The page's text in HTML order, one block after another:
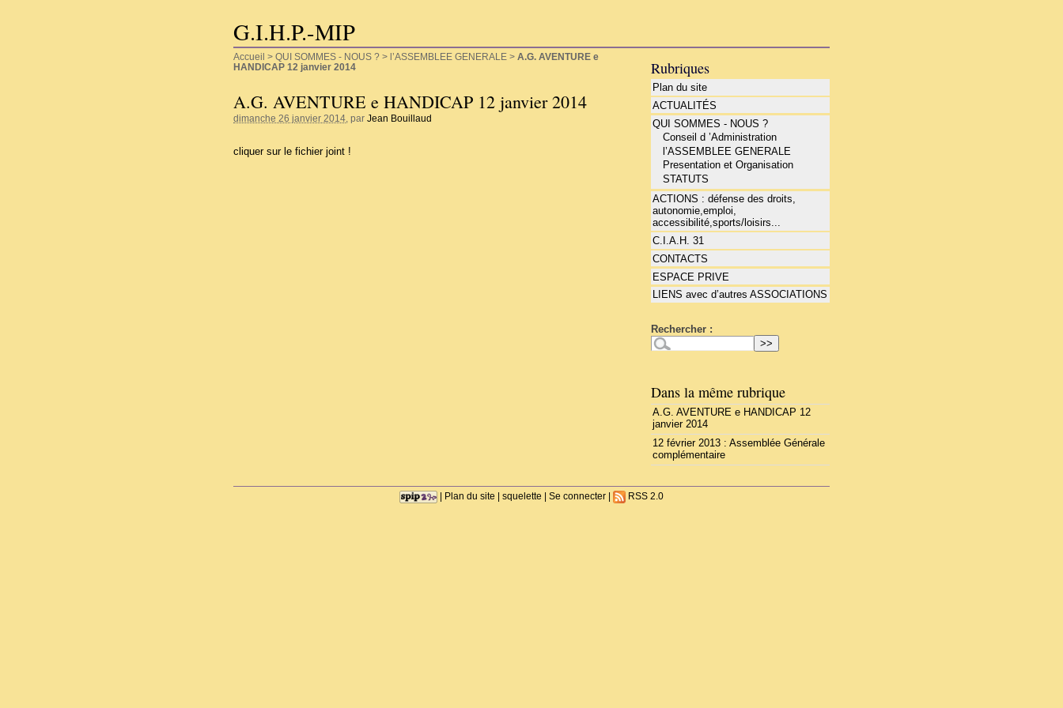
G.I.H.P.-MIP
Accueil > QUI SOMMES - NOUS ? > l’ASSEMBLEE GENERALE > A.G. AVENTURE e
HANDICAP 12 janvier 2014
A.G. AVENTURE e HANDICAP 12 janvier 2014
dimanche 26 janvier 2014 , par Jean Bouillaud
cliquer sur le fichier joint !
Rubriques
Plan du site
ACTUALITÉS
QUI SOMMES - NOUS ?
Conseil d ’Administration
l’ASSEMBLEE GENERALE
Presentation et Organisation
STATUTS
ACTIONS : défense des droits,
autonomie,emploi,
accessibilité,sports/loisirs...
C.I.A.H. 31
CONTACTS
ESPACE PRIVE
LIENS avec d’autres ASSOCIATIONS
Rechercher :
Dans la même rubrique
A.G. AVENTURE e HANDICAP 12
janvier 2014
12 février 2013 : Assemblée Générale
complémentaire
| Plan du site | squelette | Se connecter | RSS 2.0